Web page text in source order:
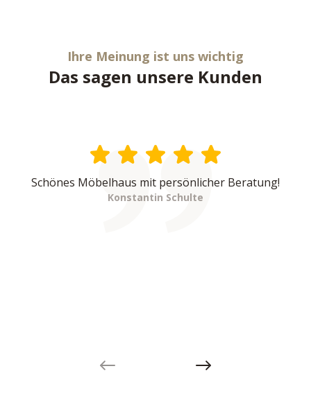
Ihre Meinung ist uns wichtig
Das sagen unsere Kunden
Schönes Möbelhaus mit persönlicher Beratung!
Konstantin Schulte
Next slide